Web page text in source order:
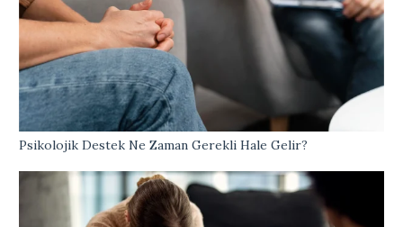
Psikolojik Destek Ne Zaman Gerekli Hale Gelir?